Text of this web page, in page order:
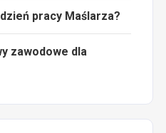
pracy Maślarza?
zawodowe dla